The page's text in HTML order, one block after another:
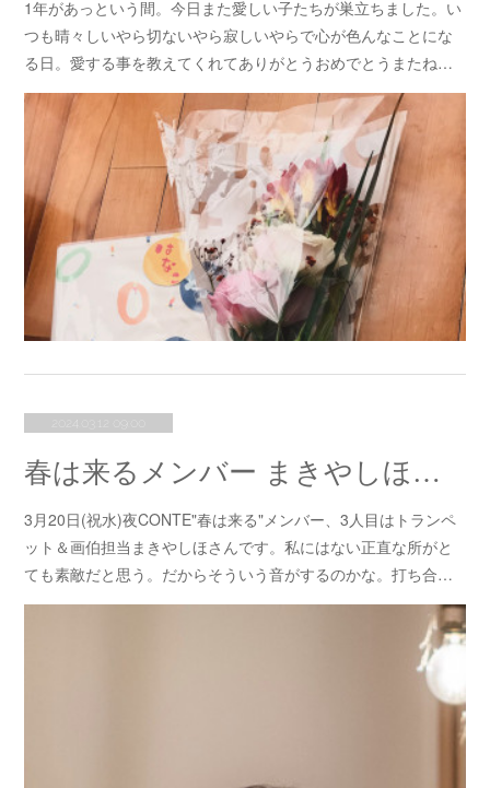
1年があっという間。今日また愛しい子たちが巣立ちました。い
つも晴々しいやら切ないやら寂しいやらで心が色んなことにな
る日。愛する事を教えてくれてありがとうおめでとうまたね…
春は来るメンバー まきやしほさん
3月20日(祝水)夜CONTE"春は来る"メンバー、3人目はトランペ
ット＆画伯担当まきやしほさんです。私にはない正直な所がと
ても素敵だと思う。だからそういう音がするのかな。打ち合…